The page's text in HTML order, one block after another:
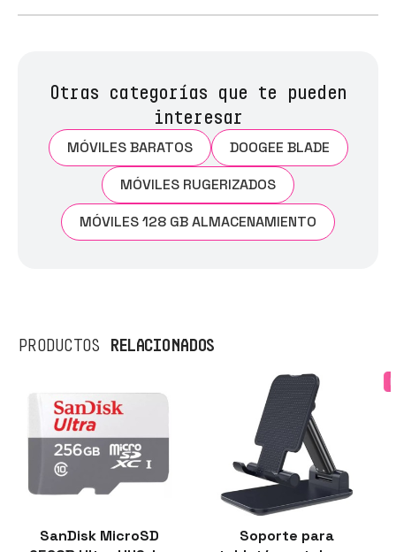
Otras categorías que te pueden
interesar
MÓVILES BARATOS
DOOGEE BLADE
MÓVILES RUGERIZADOS
MÓVILES 128 GB ALMACENAMIENTO
PRODUCTOS RELACIONADOS
SanDisk MicroSD
Soporte para